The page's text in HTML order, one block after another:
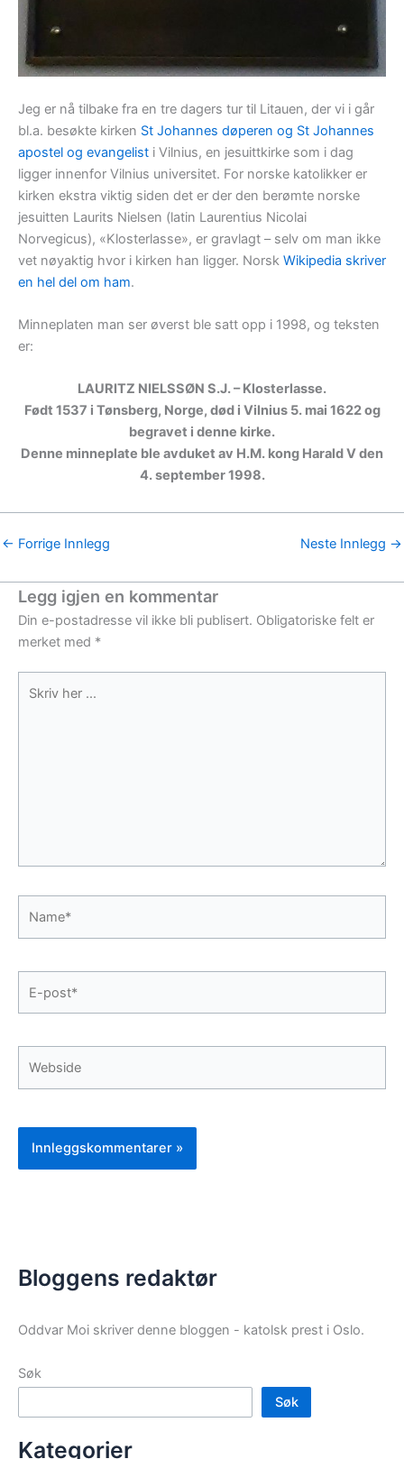
Jeg er nå tilbake fra en tre dagers tur til Litauen, der vi i går
bl.a. besøkte kirken St Johannes døperen og St Johannes
apostel og evangelist i Vilnius, en jesuittkirke som i dag
ligger innenfor Vilnius universitet. For norske katolikker er
kirken ekstra viktig siden det er der den berømte norske
jesuitten Laurits Nielsen (latin Laurentius Nicolai
Norvegicus), «Klosterlasse», er gravlagt – selv om man ikke
vet nøyaktig hvor i kirken han ligger. Norsk Wikipedia skriver
en hel del om ham.
Minneplaten man ser øverst ble satt opp i 1998, og teksten
er:
LAURITZ NIELSSØN S.J. – Klosterlasse.
Født 1537 i Tønsberg, Norge, død i Vilnius 5. mai 1622 og
begravet i denne kirke.
Denne minneplate ble avduket av H.M. kong Harald V den
4. september 1998.
← Forrige Innlegg Neste Innlegg →
Legg igjen en kommentar
Din e-postadresse vil ikke bli publisert. Obligatoriske felt er
merket med *
post*
Bloggens redaktør
Oddvar Moi skriver denne bloggen - katolsk prest i Oslo.
Søk
Søk
Kategorier